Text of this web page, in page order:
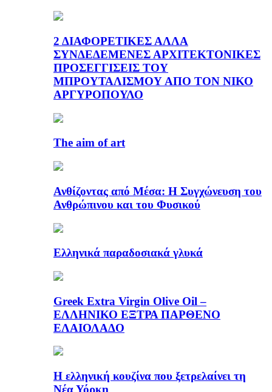
2 ΔΙΑΦΟΡΕΤΙΚΕΣ ΑΛΛΑ
ΣΥΝΔΕΔΕΜΕΝΕΣ ΑΡΧΙΤΕΚΤΟΝΙΚΕΣ
ΠΡΟΣΕΓΓΙΣΕΙΣ ΤΟΥ
ΜΠΡΟΥΤΑΛΙΣΜΟΥ ΑΠΟ ΤΟΝ ΝΙΚΟ
ΑΡΓΥΡΟΠΟΥΛΟ
The aim of art
Ανθίζοντας από Μέσα: Η Συγχώνευση του
Ανθρώπινου και του Φυσικού
Ελληνικά παραδοσιακά γλυκά
Greek Extra Virgin Olive Oil –
ΕΛΛΗΝΙΚΟ ΕΞΤΡΑ ΠΑΡΘΕΝΟ
ΕΛΑΙΟΛΑΔΟ
Η ελληνική κουζίνα που ξετρελαίνει τη
Νέα Υόρκη